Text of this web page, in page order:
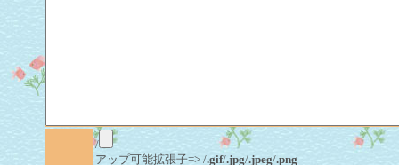
/
アップ可能拡張子=> /.gif/.jpg/.jpeg/.png